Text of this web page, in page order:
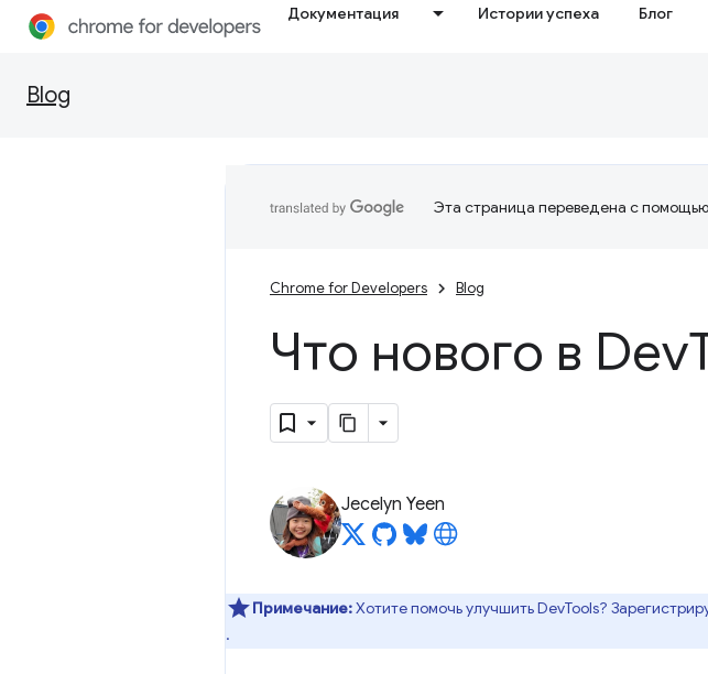
Документация Истории успеха Блог
Blog
Эта страница переведена с помощью
Chrome for Developers Blog
Что нового в Dev
Jecelyn Yeen
Примечание:Хотите помочь улучшить DevTools?
.